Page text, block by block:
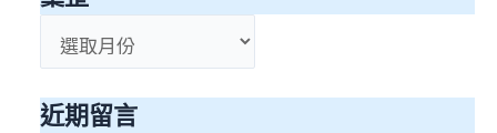
整
近期留言